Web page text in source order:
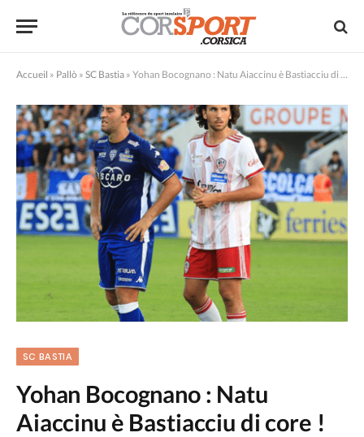
Accueil » Pallò » SC Bastia » Yohan Bocognano : Natu Aiaccinu è Bastiacciu di core !
SC BASTIA
Yohan Bocognano : Natu
Aiaccinu è Bastiacciu di core !